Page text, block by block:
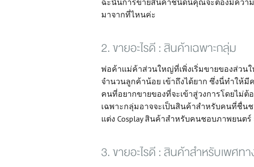
มาจากที่ไหนค่ะ
2. ขายอะไรดี : สินค้าเฉพาะกลุ่ม
พ่อค้าแม่ค้าส่วนใหญ่ที่เพิ่งเริ่มขายของส่วน
จำนวนลูกค้าน้อย เข้าถึงได้ยาก ซึ่งนี่ทำใ
คนที่อยากขายของที่จะเข้าสู่วงการโดยไม่
เฉพาะกลุ่มอาจจะเป็นสินค้าสำหรับคนที่ชื่น
แต่ง Cosplay สินค้าสำหรับคนชอบภาพยนต
3. ขายอะไรดี : สินค้าสำหรับเพศทา